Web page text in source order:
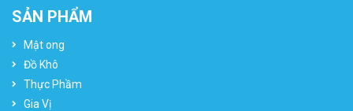
SẢN PHẨM
Mật ong
Đồ Khô
Thực Phầm
Gia Vị